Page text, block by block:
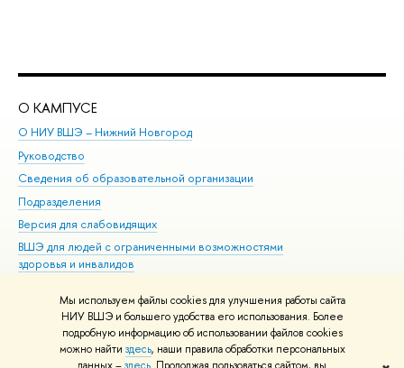
Мы используем файлы cookies для улучшения работы сайта
НИУ ВШЭ и большего удобства его использования. Более
подробную информацию об использовании файлов cookies
можно найти здесь, наши правила обработки персональных
О КАМПУСЕ
О НИУ ВШЭ – Нижний Новгород
Руководство
Сведения об образовательной организации
Подразделения
Версия для слабовидящих
ВШЭ для людей с ограниченными возможностями
здоровья и инвалидов